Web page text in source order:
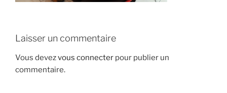
Laisser un commentaire
Vous devezvous connecter pour publier un
commentaire.